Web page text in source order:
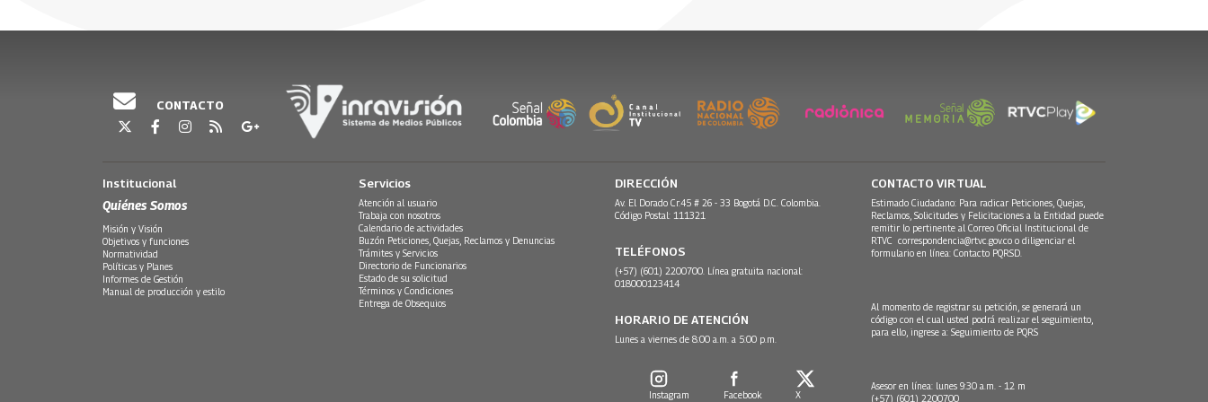
Más).
Emisión 01 de abril del 2024
CONTACTO
Institucional
Quiénes Somos
Misión y Visión
Objetivos y funciones
Normatividad
Políticas y Planes
Informes de Gestión
Manual de producción y estilo
Servicios
Atención al usuario
Trabaja con nosotros
Calendario de actividades
Buzón Peticiones, Quejas, Reclamos y Denuncias
Trámites y Servicios
Directorio de Funcionarios
Estado de su solicitud
Términos y Condiciones
Entrega de Obsequios
DIRECCIÓN
Av. El Dorado Cr.45 # 26 - 33 Bogotá D.C. Colombia.
Código Postal: 111321
TELÉFONOS
(+57) (601) 2200700. Línea gratuita nacional:
018000123414
HORARIO DE ATENCIÓN
Lunes a viernes de 8:00 a.m. a 5:00 p.m.
Instagram Facebook X
CONTACTO VIRTUAL
Estimado Ciudadano: Para radicar Peticiones, Quejas,
Reclamos, Solicitudes y Felicitaciones a la Entidad puede
remitir lo pertinente al Correo Oficial Institucional de
RTVC correspondencia@rtvc.gov.co o diligenciar el
formulario en línea: Contacto PQRSD.
Al momento de registrar su petición, se generará un
código con el cual usted podrá realizar el seguimiento,
para ello, ingrese a: Seguimiento de PQRS
Asesor en línea: lunes 9:30 a.m. - 12 m
(+57) (601) 2200700